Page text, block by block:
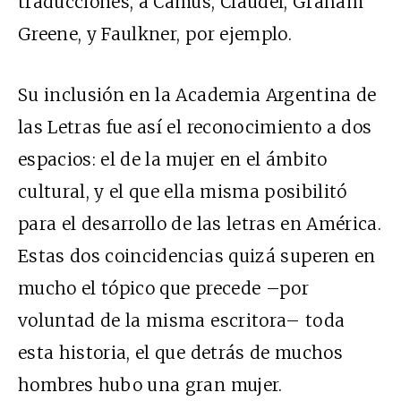
Greene, y Faulkner, por ejemplo.
Su inclusión en la Academia Argentina de
las Letras fue así el reconocimiento a dos
espacios: el de la mujer en el ámbito
cultural, y el que ella misma posibilitó
para el desarrollo de las letras en América.
Estas dos coincidencias quizá superen en
mucho el tópico que precede –por
voluntad de la misma escritora– toda
esta historia, el que detrás de muchos
hombres hubo una gran mujer.